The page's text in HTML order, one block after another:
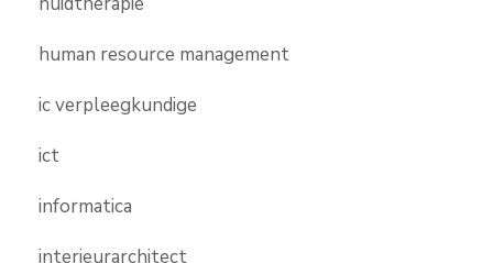
human resource management
ic verpleegkundige
ict
informatica
interieurarchitect